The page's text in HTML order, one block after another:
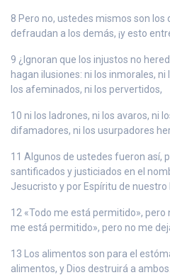
8 Pero no, ustedes mismos son
defraudan a los demás, ¡y esto
9 ¿Ignoran que los injustos no
hagan ilusiones: ni los inmorales,
los afeminados, ni los pervertidos,
10 ni los ladrones, ni los avaros, ni
difamadores, ni los usurpadores
11 Algunos de ustedes fueron así,
santificados y justiciados en el
Jesucristo y por Espíritu de nuestro
12 «Todo me está permitido»,
me está permitido», pero no me
13 Los alimentos son para el
alimentos, y Dios destruirá a